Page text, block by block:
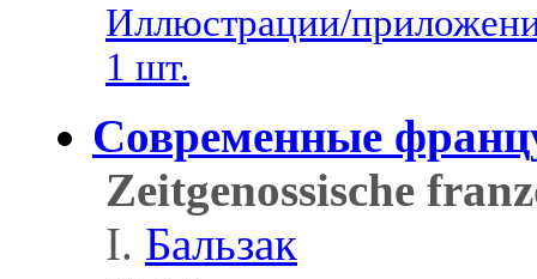
Иллюстрации/
1 шт.
Современные
Zeitgenossische
I. Бальзак